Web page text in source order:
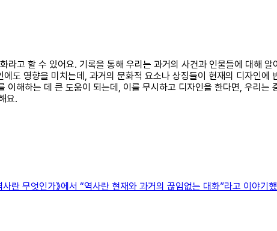
고 할 수 있어요. 기록을 통해 우리는 과거의 사건과 인물들에 대해
도 영향을 미치는데, 과거의 문화적 요소나 상징들이 현재의 디자인에
해하는 데 큰 도움이 되는데, 이를 무시하고 디자인을 한다면, 우리는
요.
무엇인가》에서 “역사란 현재와 과거의 끊임없는 대화”라고 이야기